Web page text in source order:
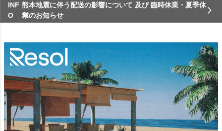
INF
O
熊本地震に伴う配送の影響について 及び 臨時休業・夏季休
業のお知らせ